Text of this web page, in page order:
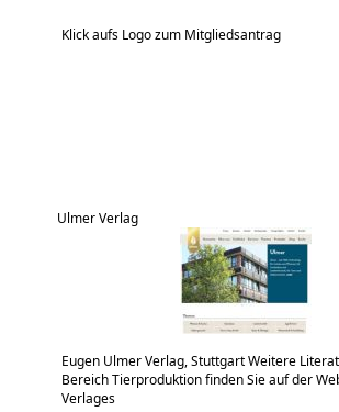
Klick aufs Logo zum Mitgliedsantrag
Ulmer Verlag
Eugen Ulmer Verlag, Stuttgart Weitere
Bereich Tierproduktion finden Sie auf der
Verlages